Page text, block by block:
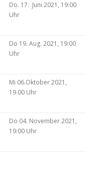
Do. 17. Juni 2021, 19:00
Uhr
Do 19. Aug. 2021, 19:00
Uhr
Mi 06.Oktober 2021,
19.00 Uhr
Do 04. November 2021,
19:00 Uhr